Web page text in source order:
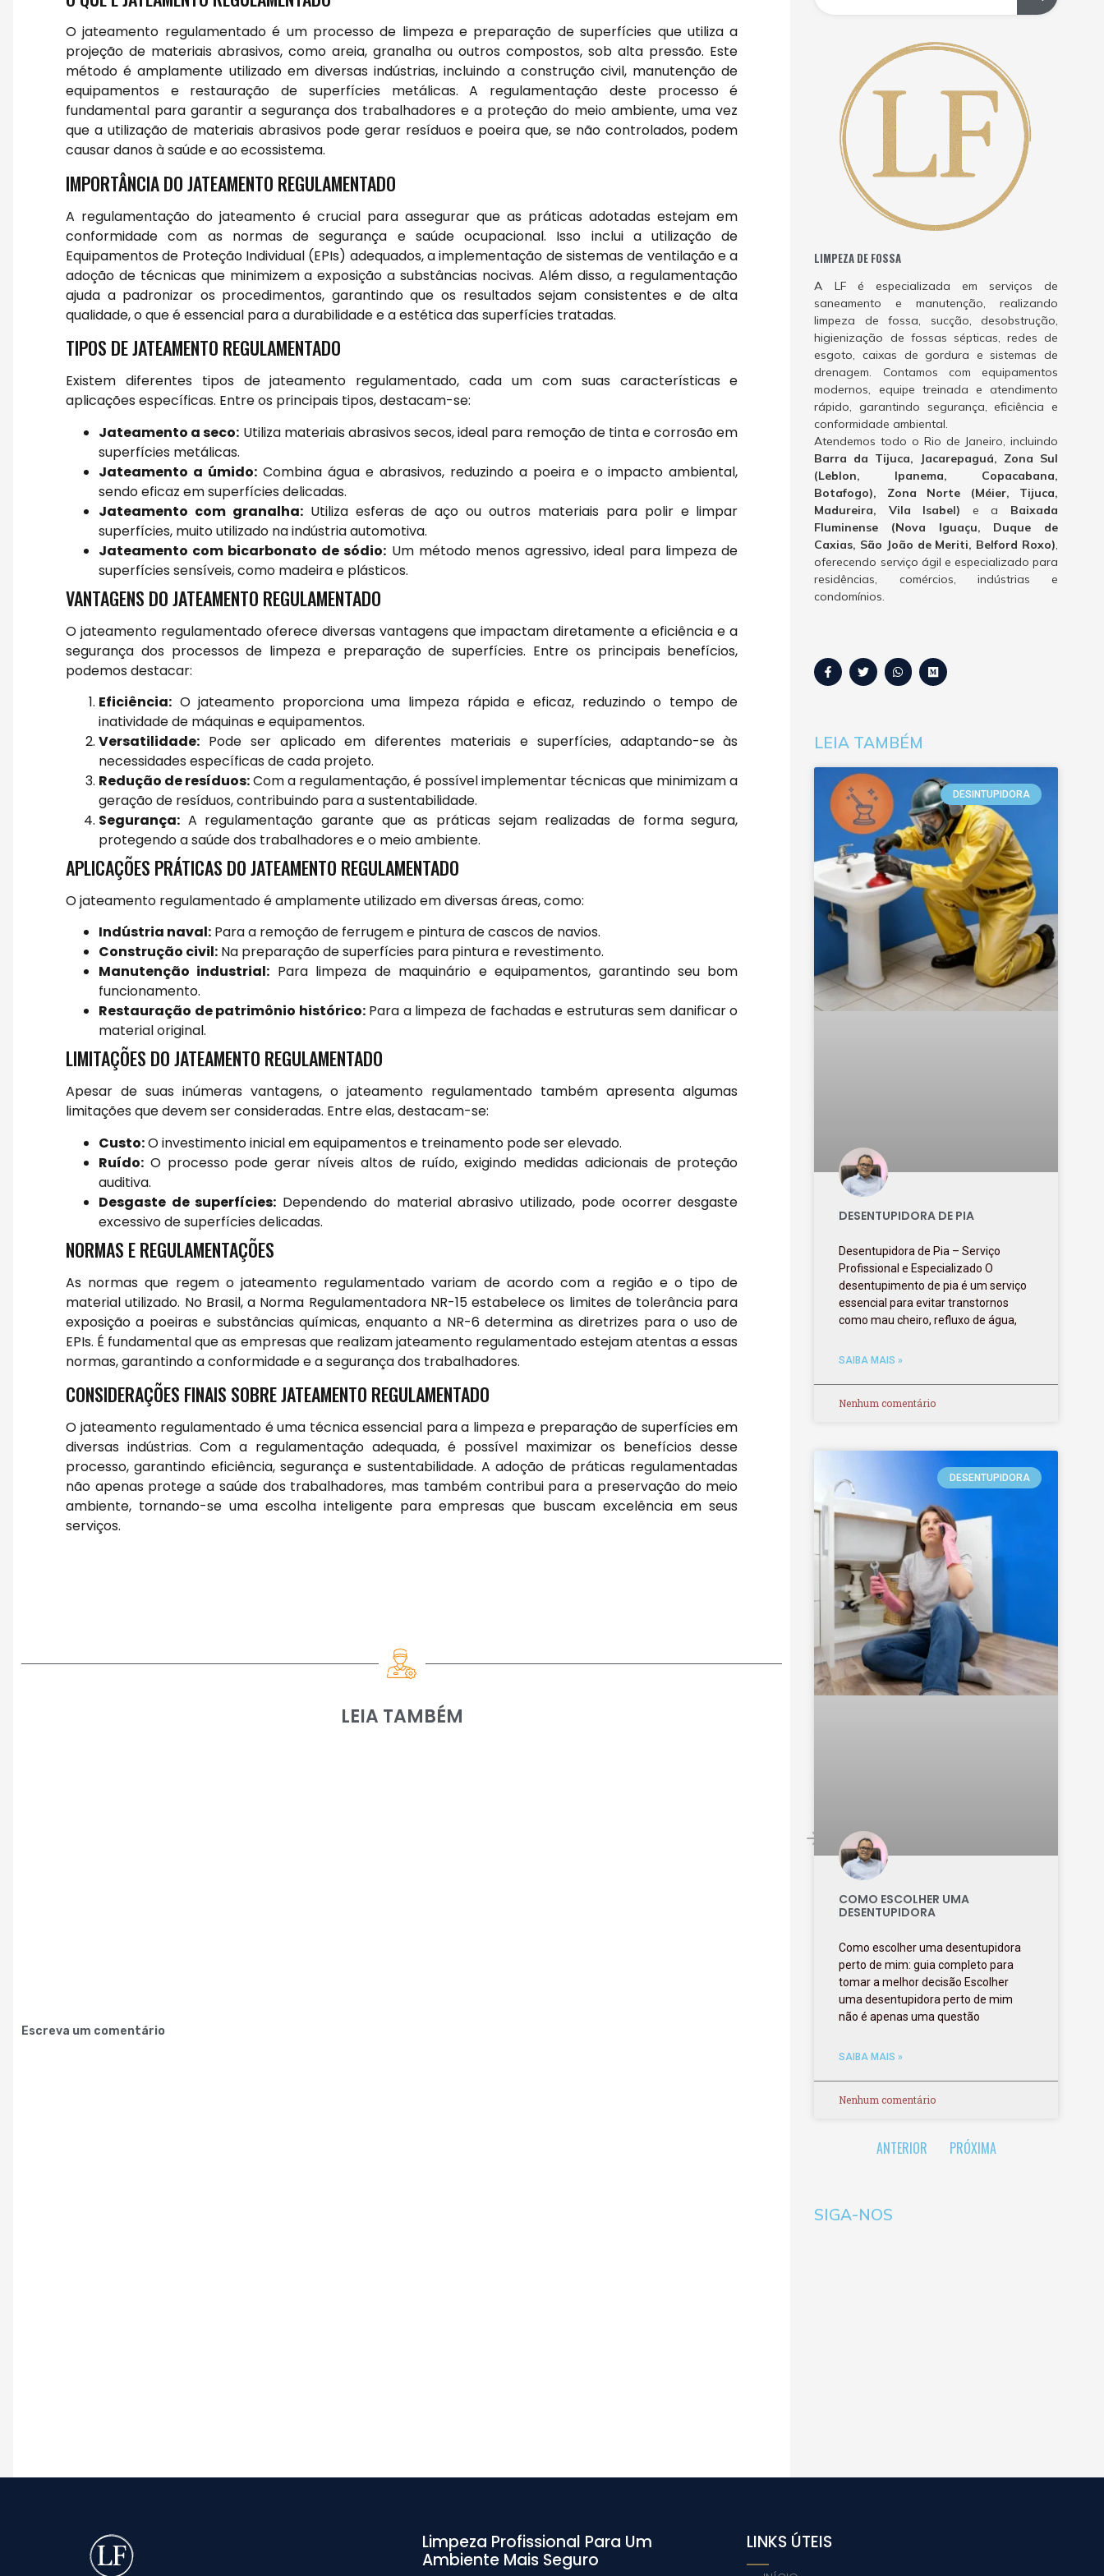
O jateamento regulamentado é um processo de limpeza e preparação de superfícies que utiliza a
projeção de materiais abrasivos, como areia, granalha ou outros compostos, sob alta pressão. Este
método é amplamente utilizado em diversas indústrias, incluindo a construção civil, manutenção de
equipamentos e restauração de superfícies metálicas. A regulamentação deste processo é
fundamental para garantir a segurança dos trabalhadores e a proteção do meio ambiente, uma vez
que a utilização de materiais abrasivos pode gerar resíduos e poeira que, se não controlados, podem
causar danos à saúde e ao ecossistema.
IMPORTÂNCIA DO JATEAMENTO REGULAMENTADO
A regulamentação do jateamento é crucial para assegurar que as práticas adotadas estejam em
conformidade com as normas de segurança e saúde ocupacional. Isso inclui a utilização de
Equipamentos de Proteção Individual (EPIs) adequados, a implementação de sistemas de ventilação e a
adoção de técnicas que minimizem a exposição a substâncias nocivas. Além disso, a regulamentação
ajuda a padronizar os procedimentos, garantindo que os resultados sejam consistentes e de alta
qualidade, o que é essencial para a durabilidade e a estética das superfícies tratadas.
TIPOS DE JATEAMENTO REGULAMENTADO
Existem diferentes tipos de jateamento regulamentado, cada um com suas características e
aplicações específicas. Entre os principais tipos, destacam-se:
Jateamento a seco: Utiliza materiais abrasivos secos, ideal para remoção de tinta e corrosão em
superfícies metálicas.
Jateamento a úmido:Combina água e abrasivos, reduzindo a poeira e o impacto ambiental,
sendo eficaz em superfícies delicadas.
Jateamento com granalha:Utiliza esferas de aço ou outros materiais para polir e limpar
superfícies, muito utilizado na indústria automotiva.
Jateamento com bicarbonato de sódio: Um método menos agressivo, ideal para limpeza de
superfícies sensíveis, como madeira e plásticos.
VANTAGENS DO JATEAMENTO REGULAMENTADO
O jateamento regulamentado oferece diversas vantagens que impactam diretamente a eficiência e a
segurança dos processos de limpeza e preparação de superfícies. Entre os principais benefícios,
podemos destacar:
Eficiência: O jateamento proporciona uma limpeza rápida e eficaz, reduzindo o tempo de
inatividade de máquinas e equipamentos.
Versatilidade: Pode ser aplicado em diferentes materiais e superfícies, adaptando-se às
necessidades específicas de cada projeto.
Redução de resíduos:Com a regulamentação, é possível implementar técnicas que minimizam a
geração de resíduos, contribuindo para a sustentabilidade.
Segurança: A regulamentação garante que as práticas sejam realizadas de forma segura,
protegendo a saúde dos trabalhadores e o meio ambiente.
APLICAÇÕES PRÁTICAS DO JATEAMENTO REGULAMENTADO
O jateamento regulamentado é amplamente utilizado em diversas áreas, como:
Indústria naval: Para a remoção de ferrugem e pintura de cascos de navios.
Construção civil: Na preparação de superfícies para pintura e revestimento.
Manutenção industrial: Para limpeza de maquinário e equipamentos, garantindo seu bom
funcionamento.
Restauração de patrimônio histórico:Para a limpeza de fachadas e estruturas sem danificar o
material original.
LIMITAÇÕES DO JATEAMENTO REGULAMENTADO
Apesar de suas inúmeras vantagens, o jateamento regulamentado também apresenta algumas
limitações que devem ser consideradas. Entre elas, destacam-se:
Custo:O investimento inicial em equipamentos e treinamento pode ser elevado.
Ruído: O processo pode gerar níveis altos de ruído, exigindo medidas adicionais de proteção
auditiva.
Desgaste de superfícies: Dependendo do material abrasivo utilizado, pode ocorrer desgaste
excessivo de superfícies delicadas.
NORMAS E REGULAMENTAÇÕES
As normas que regem o jateamento regulamentado variam de acordo com a região e o tipo de
material utilizado. No Brasil, a Norma Regulamentadora NR-15 estabelece os limites de tolerância para
exposição a poeiras e substâncias químicas, enquanto a NR-6 determina as diretrizes para o uso de
EPIs. É fundamental que as empresas que realizam jateamento regulamentado estejam atentas a essas
normas, garantindo a conformidade e a segurança dos trabalhadores.
CONSIDERAÇÕES FINAIS SOBRE JATEAMENTO REGULAMENTADO
O jateamento regulamentado é uma técnica essencial para a limpeza e preparação de superfícies em
diversas indústrias. Com a regulamentação adequada, é possível maximizar os benefícios desse
processo, garantindo eficiência, segurança e sustentabilidade. A adoção de práticas regulamentadas
não apenas protege a saúde dos trabalhadores, mas também contribui para a preservação do meio
ambiente, tornando-se uma escolha inteligente para empresas que buscam excelência em seus
serviços.
LEIA TAMBÉM
Escreva um comentário
LIMPEZA DE FOSSA
A LF é especializada em serviços de
saneamento e manutenção, realizando
limpeza de fossa, sucção, desobstrução,
higienização de fossas sépticas, redes de
esgoto, caixas de gordura e sistemas de
drenagem. Contamos com equipamentos
modernos, equipe treinada e atendimento
rápido, garantindo segurança, eficiência e
conformidade ambiental.
Atendemos todo o Rio de Janeiro, incluindo
Barra da Tijuca, Jacarepaguá, Zona Sul
(Leblon, Ipanema, Copacabana,
Botafogo), Zona Norte (Méier, Tijuca,
Madureira, Vila Isabel) e a Baixada
Fluminense (Nova Iguaçu, Duque de
Caxias, São João de Meriti, Belford Roxo),
oferecendo serviço ágil e especializado para
residências, comércios, indústrias e
condomínios.
LEIA TAMBÉM
DESINTUPIDORA
DESENTUPIDORA DE PIA
Desentupidora de Pia – Serviço
Profissional e Especializado O
desentupimento de pia é um serviço
essencial para evitar transtornos
como mau cheiro, refluxo de água,
SAIBA MAIS »
Nenhum comentário
DESENTUPIDORA
COMO ESCOLHER UMA
DESENTUPIDORA
Como escolher uma desentupidora
perto de mim: guia completo para
tomar a melhor decisão Escolher
uma desentupidora perto de mim
não é apenas uma questão
SAIBA MAIS »
Nenhum comentário
ANTERIOR PRÓXIMA
SIGA-NOS
Limpeza Profissional Para Um
Ambiente Mais Seguro
LINKS ÚTEIS